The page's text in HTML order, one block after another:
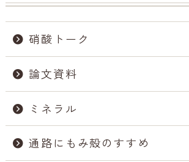
硝酸トーク
論文資料
ミネラル
通路にもみ殻のすすめ